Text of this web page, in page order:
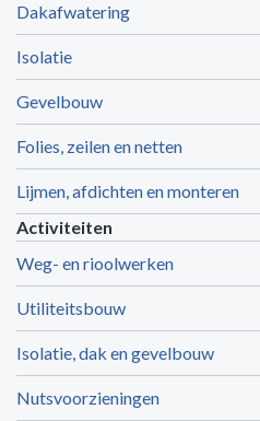
Dakafwatering
Isolatie
Gevelbouw
Folies, zeilen en netten
Lijmen, afdichten en monteren
Activiteiten
Weg- en rioolwerken
Utiliteitsbouw
Isolatie, dak en gevelbouw
Nutsvoorzieningen